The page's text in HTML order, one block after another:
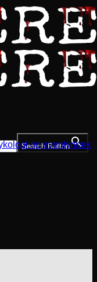
Search Button
og eventyrtræk